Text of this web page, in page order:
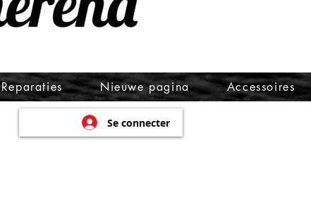
Reparaties Nieuwe pagina Accessoires
Se connecter